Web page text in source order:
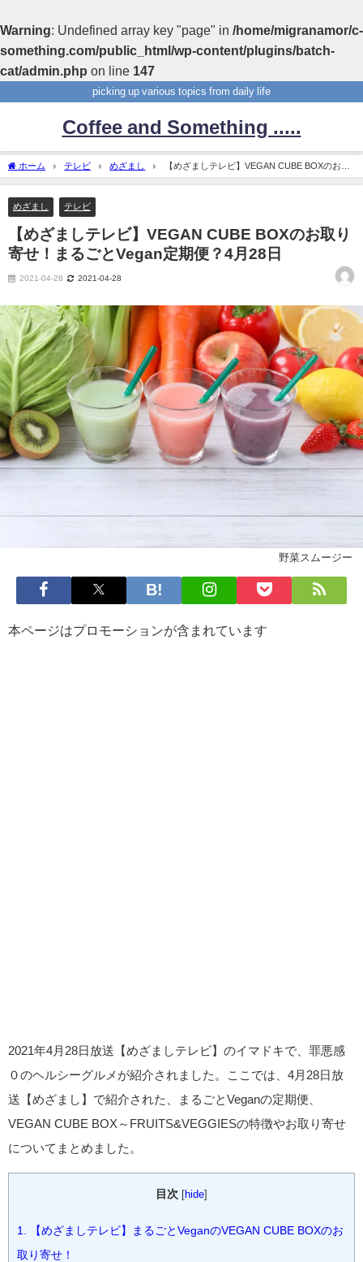
Warning: Undefined array key "page" in /home/migranamor/c-
something.com/public_html/wp-content/plugins/batch-
cat/admin.php on line 147
picking up various topics from daily life
Coffee and Something .....
ホーム テレビ めざまし
【めざましテレビ】VEGAN CUBE BOXのお取
り寄せ！まるごとVegan定期便？4月28日
めざまし テレビ
【めざましテレビ】VEGAN CUBE BOXのお取り
寄せ！まるごとVegan定期便？4月28日
2021-04-28 2021-04-28
野菜スムージー
本ページはプロモーションが含まれています
2021年4月28日放送【めざましテレビ】のイマドキで、罪悪感
０のヘルシーグルメが紹介されました。ここでは、4月28日放
送【めざまし】で紹介された、まるごとVeganの定期便、
VEGAN CUBE BOX～FRUITS&VEGGIESの特徴やお取り寄せ
についてまとめました。
目次 [hide]
1. 【めざましテレビ】まるごとVeganのVEGAN CUBE BOXのお
取り寄せ！